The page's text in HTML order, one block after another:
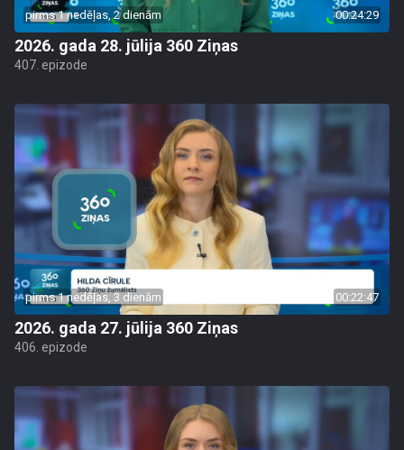
pirms 1 nedēļas, 2 dienām 00:24:29
2026. gada 28. jūlija 360 Ziņas
407. epizode
pirms 1 nedēļas, 3 dienām 00:22:47
2026. gada 27. jūlija 360 Ziņas
406. epizode